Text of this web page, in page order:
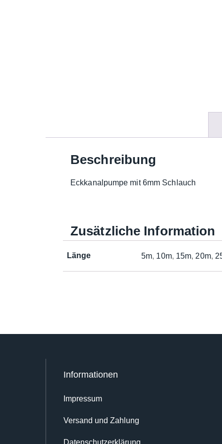
Beschreibung
Eckkanalpumpe mit 6mm Schlauch
Zusätzliche Information
Länge 5m, 10m, 15m, 20m,
Informationen
Impressum
Versand und Zahlung